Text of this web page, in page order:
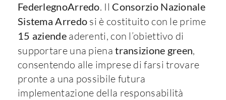
FederlegnoArredo. Il Consorzio Nazionale
Sistema Arredo si è costituito con le prime
15 aziendeaderenti, con l’obiettivo di
supportare una piena transizione green,
consentendo alle imprese di farsi trovare
pronte a una possibile futura
implementazione della responsabilità